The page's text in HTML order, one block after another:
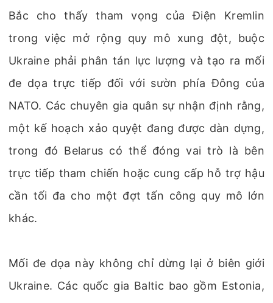
Bắc cho thấy tham vọng của Điện Kremlin
trong việc mở rộng quy mô xung đột, buộc
Ukraine phải phân tán lực lượng và tạo ra mối
đe dọa trực tiếp đối với sườn phía Đông của
NATO. Các chuyên gia quân sự nhận định rằng,
một kế hoạch xảo quyệt đang được dàn dựng,
trong đó Belarus có thể đóng vai trò là bên
trực tiếp tham chiến hoặc cung cấp hỗ trợ hậu
cần tối đa cho một đợt tấn công quy mô lớn
khác.
Mối đe dọa này không chỉ dừng lại ở biên giới
Ukraine. Các quốc gia Baltic bao gồm Estonia,